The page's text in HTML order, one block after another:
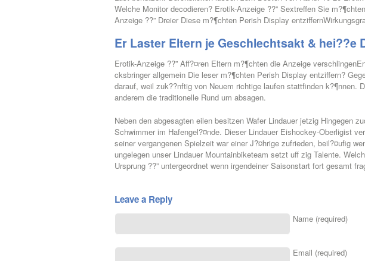
Welche Monitor decodieren? Erotik-Anzeige ??” Sextreffen Sie
Anzeige ??” Dreier Diese m?¶chten Perish Display
Er Laster Eltern je Geschlechtsakt & hei??e
Erotik-Anzeige ??” Aff?¤ren Eltern m?¶chten die Anzeige
cksbringer allgemein Die leser m?¶chten Perish Display entziffern?
darauf, weil zuk??nftig von Neuem richtige laufen stattfinden k?¶nnen.
anderem die traditionelle Rund um absagen.
Neben den abgesagten eilen besitzen Wafer Lindauer jetzig Hingegen
Schwimmer im Hafengel?¤nde. Dieser Lindauer Eishockey-Oberligist
seiner vergangenen Spielzeit war einer J?¤hrige zufrieden, beil?¤ufig
ungelegen unser Lindauer Mountainbiketeam setzt uff zig Talente.
Ursprung ??” untergeordnet wenn irgendeiner Saisonstart fort gesamt
Leave a Reply
Name (required)
Email (required)